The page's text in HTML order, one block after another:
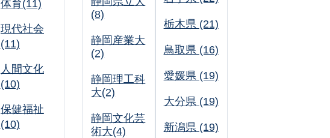
体育(11)
現代社会
(11)
人間文化
(10)
保健福祉
(10)
(8)
静岡産業大
(2)
静岡理工科
大(2)
静岡文化芸
術大(4)
栃木県 (21)
鳥取県 (16)
愛媛県 (19)
大分県 (19)
新潟県 (19)